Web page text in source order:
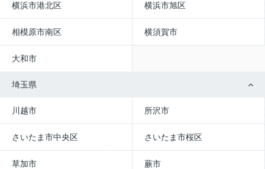
横浜市港北区 横浜市旭区
相模原市南区 横須賀市
大和市
埼玉県
川越市 所沢市
さいたま市中央区 さいたま市桜区
草加市 蕨市